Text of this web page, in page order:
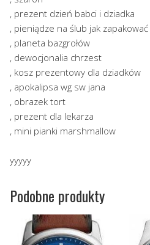
, prezent dzień babci i dziadka
, pieniądze na ślub jak zapakować
, planeta bazgrołów
, dewocjonalia chrzest
, kosz prezentowy dla dziadków
, apokalipsa wg sw jana
, obrazek tort
, prezent dla lekarza
, mini pianki marshmallow
yyyyy
Podobne produkty